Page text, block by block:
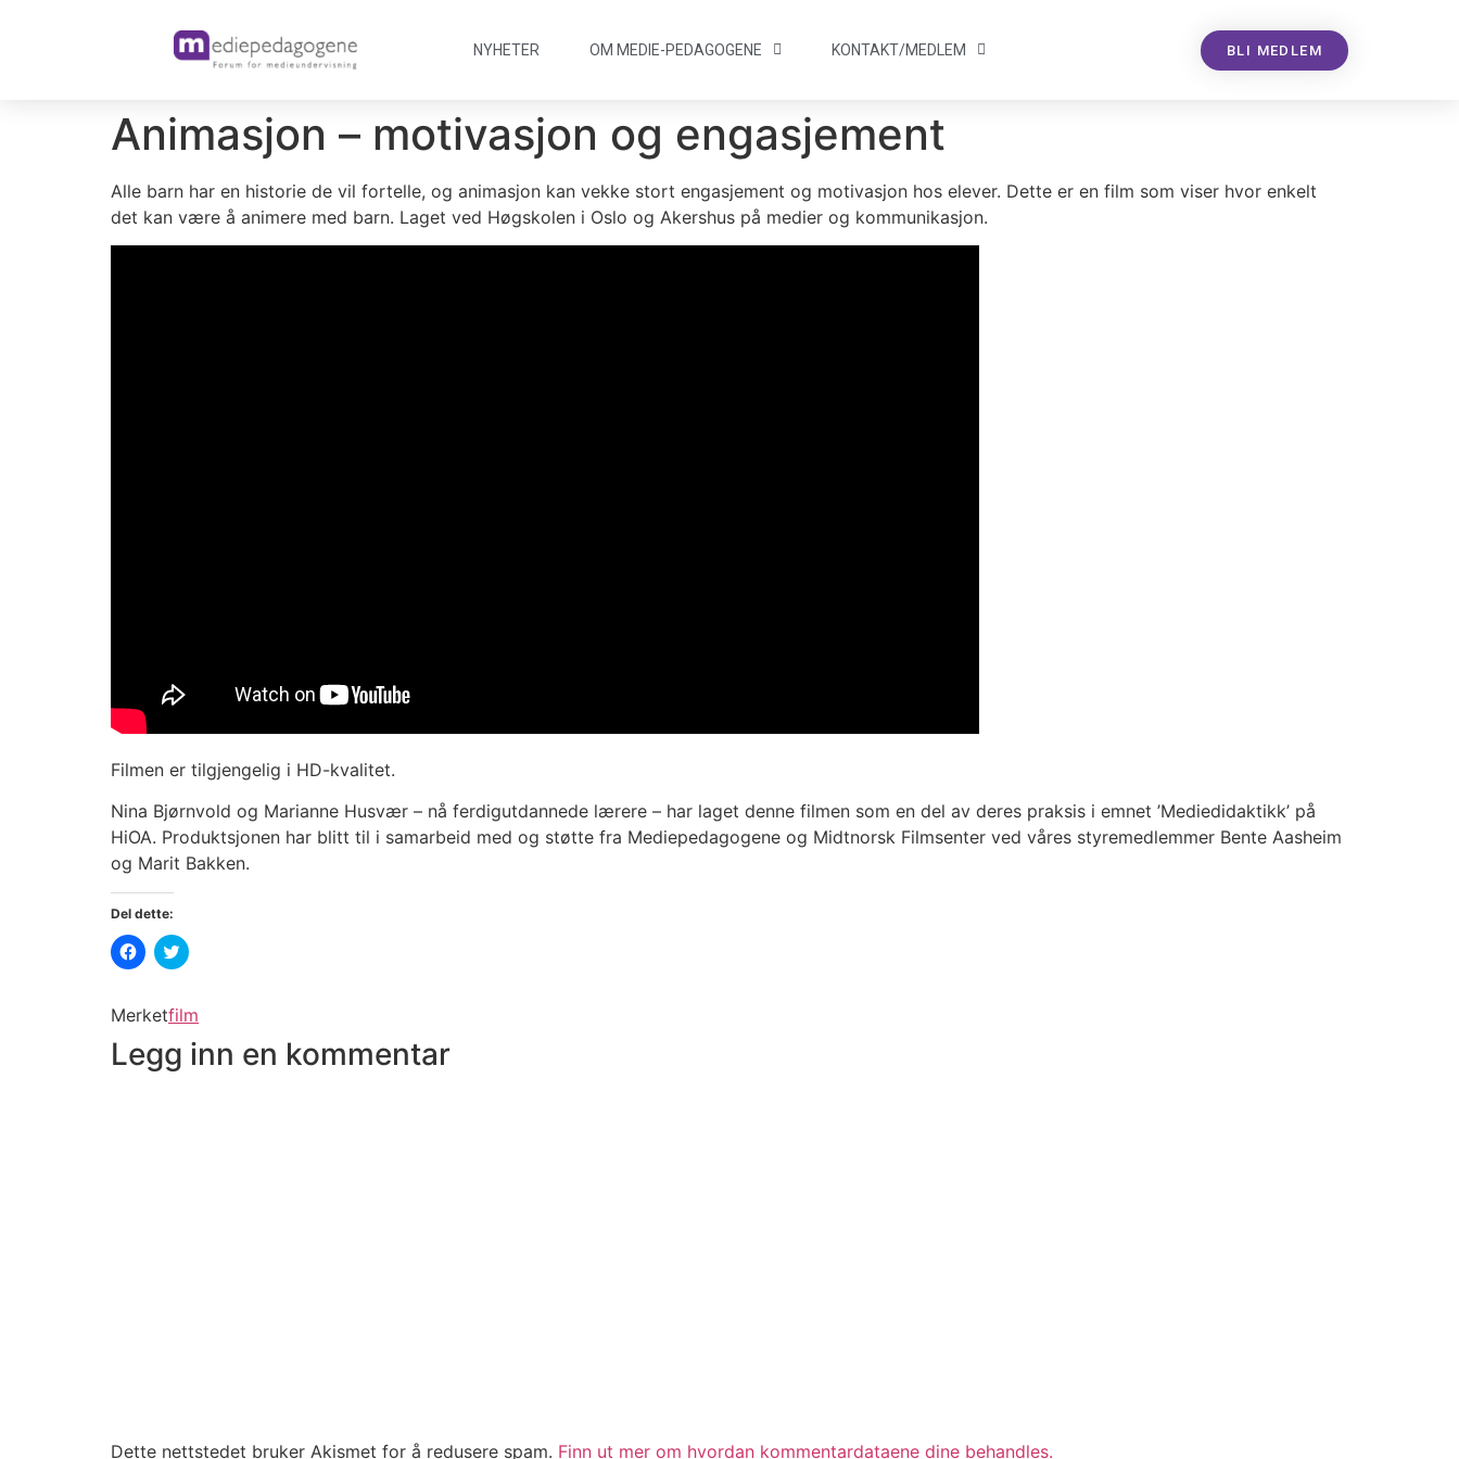
NYHETER OM MEDIE-PEDAGOGENE KONTAKT/MEDLEM BLI MEDLEM
Animasjon – motivasjon og engasjement
Alle barn har en historie de vil fortelle, og animasjon kan vekke stort engasjement og motivasjon hos elever. Dette er en film som viser hvor enkelt
det kan være å animere med barn. Laget ved Høgskolen i Oslo og Akershus på medier og kommunikasjon.
Filmen er tilgjengelig i HD-kvalitet.
Nina Bjørnvold og Marianne Husvær – nå ferdigutdannede lærere – har laget denne filmen som en del av deres praksis i emnet ’Mediedidaktikk’ på
HiOA. Produktsjonen har blitt til i samarbeid med og støtte fra Mediepedagogene og Midtnorsk Filmsenter ved våres styremedlemmer Bente Aasheim
og Marit Bakken.
Del dette:
Klikk
for
på
Facebook(åpnes
en
ny
fane)
Klikk
for
på
Twitter(åpnes
en
ny
Merketfilm
Legg inn en kommentar
Dette nettstedet bruker Akismet for å redusere spam. Finn ut mer om hvordan kommentardataene dine behandles.